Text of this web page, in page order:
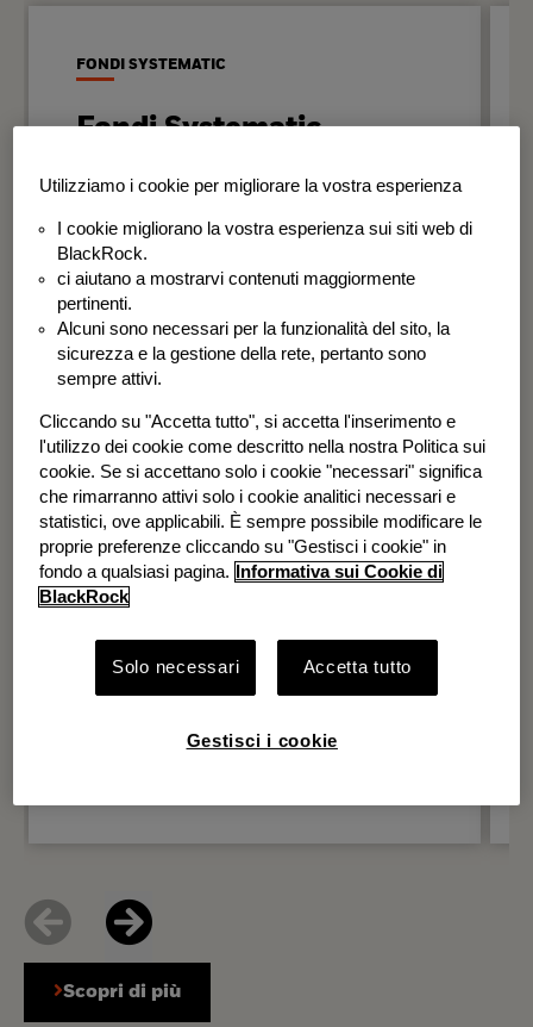
FONDI SYSTEMATIC
Fondi Systematic
Strategie quantitative basate sui dati
disciplinato e coerente nel tempo.
BSF Systematic World Equity Fund
BGF Systematic Global Equity High
Income Fund
Scopri di più
Utilizziamo i cookie per migliorare la vostra esperienza
I cookie migliorano la vostra esperienza sui siti web di
BlackRock.
ci aiutano a mostrarvi contenuti maggiormente
pertinenti.
Alcuni sono necessari per la funzionalità del sito, la
sicurezza e la gestione della rete, pertanto sono
sempre attivi.
Cliccando su "Accetta tutto", si accetta l'inserimento e
l'utilizzo dei cookie come descritto nella nostra Politica sui
cookie. Se si accettano solo i cookie "necessari" significa
che rimarranno attivi solo i cookie analitici necessari e
statistici, ove applicabili. È sempre possibile modificare le
proprie preferenze cliccando su "Gestisci i cookie" in
fondo a qualsiasi pagina.
Informativa sui Cookie di
BlackRock
Solo necessari Accetta tutto
Gestisci i cookie